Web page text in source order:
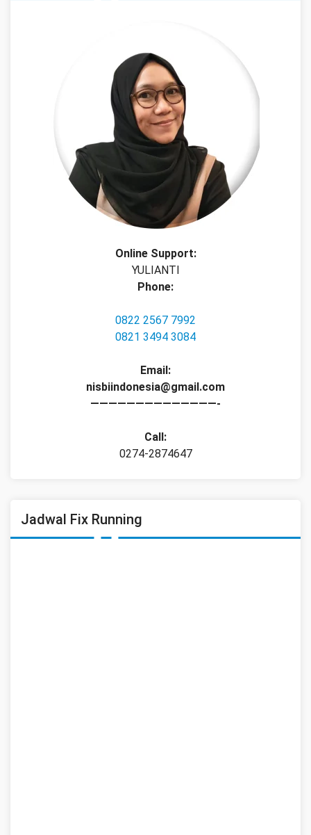
Online Support:
YULIANTI
Phone:
0822 2567 7992
0821 3494 3084
Email:
nisbiindonesia@gmail.com
——————————————-
Call:
0274-2874647
Jadwal Fix Running